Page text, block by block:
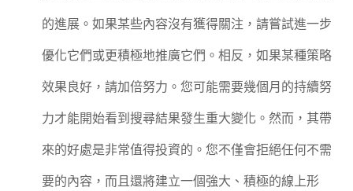
的進展。如果某些內容沒有獲得關注，請嘗試進一步
優化它們或更積極地推廣它們。相反，如果某種策略
效果良好，請加倍努力。您可能需要幾個月的持續努
力才能開始看到搜尋結果發生重大變化。然而，其帶
來的好處是非常值得投資的。您不僅會拒絕任何不需
要的內容，而且還將建立一個強大、積極的線上形